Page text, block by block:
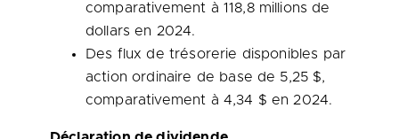
comparativement à 118,8 millions de
dollars en 2024.
Des flux de trésorerie disponibles par
action ordinaire de base de 5,25 $,
comparativement à 4,34 $ en 2024.